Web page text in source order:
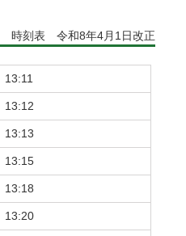
時刻表 令和8年4月1日改正
13:11
13:12
13:13
13:15
13:18
13:20